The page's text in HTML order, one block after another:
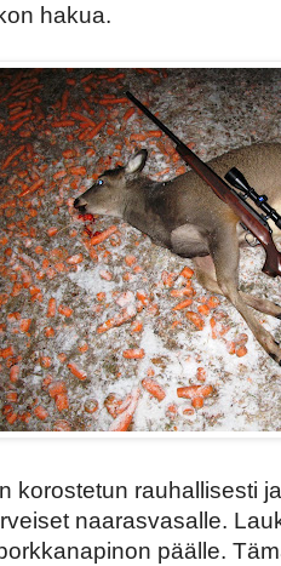
hakua.
korostetun rauhallisesti
naarasvasalle.
päälle.